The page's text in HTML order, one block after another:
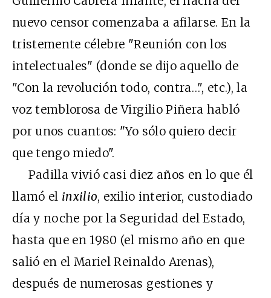
nuevo censor comenzaba a afilarse. En la
tristemente célebre "Reunión con los
intelectuales" (donde se dijo aquello de
"Con la revolución todo, contra…", etc.), la
voz temblorosa de Virgilio Piñera habló
por unos cuantos: "Yo sólo quiero decir
que tengo miedo".
Padilla vivió casi diez años en lo que él
llamó el inxilio, exilio interior, custodiado
día y noche por la Seguridad del Estado,
hasta que en 1980 (el mismo año en que
salió en el Mariel Reinaldo Arenas),
después de numerosas gestiones y